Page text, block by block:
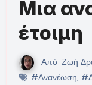
Μια
έτοιμη
Από Ζωή
#Ανανέωση,